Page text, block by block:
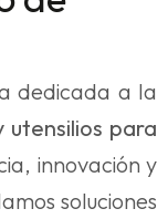
dedicada a la
utensilios para
innovación y
soluciones